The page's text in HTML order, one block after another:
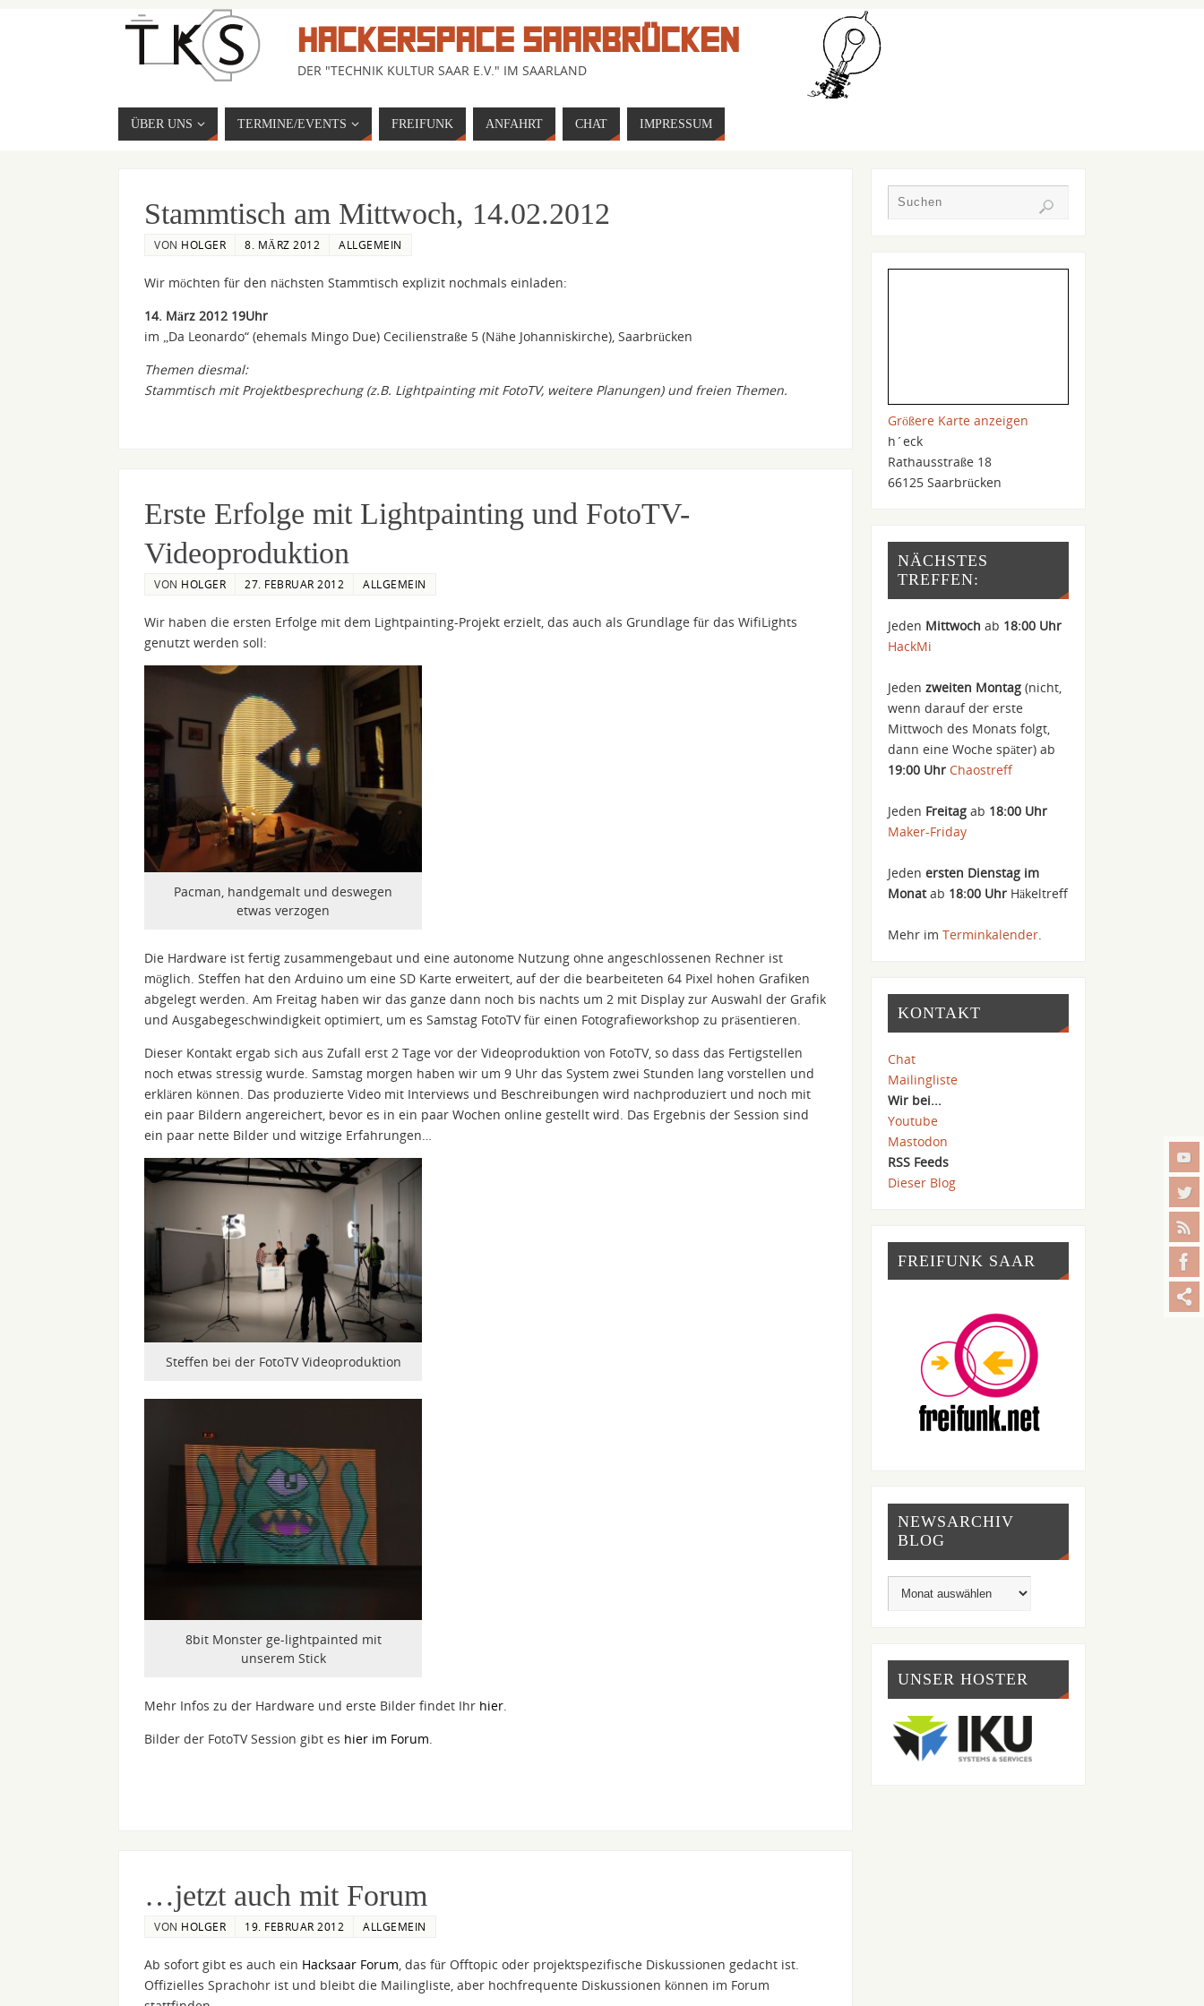
HACKERSPACE SAARBRÜCKEN
DER "TECHNIK KULTUR SAAR E.V." IM SAARLAND
ÜBER UNS TERMINE/EVENTS FREIFUNK ANFAHRT CHAT IMPRESSUM
Stammtisch am Mittwoch, 14.02.2012
VON HOLGER 8. MÄRZ 2012 ALLGEMEIN
Wir möchten für den nächsten Stammtisch explizit nochmals einladen:
14. März 2012 19Uhr
im „Da Leonardo“ (ehemals Mingo Due) Cecilienstraße 5 (Nähe Johanniskirche), Saarbrücken
Themen diesmal:
Stammtisch mit Projektbesprechung (z.B. Lightpainting mit FotoTV, weitere Planungen) und freien Themen.
Erste Erfolge mit Lightpainting und FotoTV-
Videoproduktion
VON HOLGER 27. FEBRUAR 2012 ALLGEMEIN
Wir haben die ersten Erfolge mit dem Lightpainting-Projekt erzielt, das auch als Grundlage für das WifiLights
genutzt werden soll:
Pacman, handgemalt und deswegen
etwas verzogen
Die Hardware ist fertig zusammengebaut und eine autonome Nutzung ohne angeschlossenen Rechner ist
möglich. Steffen hat den Arduino um eine SD Karte erweitert, auf der die bearbeiteten 64 Pixel hohen Grafiken
abgelegt werden. Am Freitag haben wir das ganze dann noch bis nachts um 2 mit Display zur Auswahl der Grafik
und Ausgabegeschwindigkeit optimiert, um es Samstag FotoTV für einen Fotografieworkshop zu präsentieren.
Dieser Kontakt ergab sich aus Zufall erst 2 Tage vor der Videoproduktion von FotoTV, so dass das Fertigstellen
noch etwas stressig wurde. Samstag morgen haben wir um 9 Uhr das System zwei Stunden lang vorstellen und
erklären können. Das produzierte Video mit Interviews und Beschreibungen wird nachproduziert und noch mit
ein paar Bildern angereichert, bevor es in ein paar Wochen online gestellt wird. Das Ergebnis der Session sind
ein paar nette Bilder und witzige Erfahrungen…
Steffen bei der FotoTV Videoproduktion
8bit Monster ge-lightpainted mit
unserem Stick
Mehr Infos zu der Hardware und erste Bilder findet Ihr hier.
Bilder der FotoTV Session gibt es hier im Forum.
…jetzt auch mit Forum
VON HOLGER 19. FEBRUAR 2012 ALLGEMEIN
Ab sofort gibt es auch ein Hacksaar Forum, das für Offtopic oder projektspezifische Diskussionen gedacht ist.
Offizielles Sprachohr ist und bleibt die Mailingliste, aber hochfrequente Diskussionen können im Forum
Größere Karte anzeigen
h´eck
Rathausstraße 18
66125 Saarbrücken
NÄCHSTES
TREFFEN:
Jeden Mittwoch ab 18:00 Uhr
HackMi
Jedenzweiten Montag (nicht,
wenn darauf der erste
Mittwoch des Monats folgt,
dann eine Woche später) ab
19:00 Uhr Chaostreff
Jeden Freitag ab 18:00 Uhr
Maker-Friday
Jedenersten Dienstag im
Monatab 18:00 Uhr Häkeltreff
Mehr imTerminkalender.
KONTAKT
Chat
Mailingliste
Wir bei...
Youtube
Mastodon
RSS Feeds
Dieser Blog
FREIFUNK SAAR
NEWSARCHIV
BLOG
UNSER HOSTER